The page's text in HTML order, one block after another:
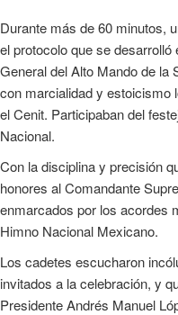
Durante más de 60 minutos,
el protocolo que se
General del Alto Mando de la
con marcialidad y estoicismo
el Cenit. Participaban del
Nacional.
Con la disciplina y precisión
honores al Comandante
enmarcados por los acordes
Himno Nacional Mexicano.
Los cadetes escucharon
invitados a la celebración, y
Presidente Andrés Manuel